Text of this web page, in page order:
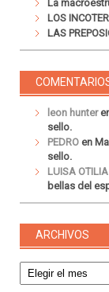
La
LOS
LAS
leon hunter
sello.
PEDRO en
sello.
LUISA
bellas del
ARCHIVOS